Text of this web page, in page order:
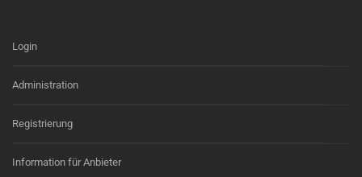
Login
Administration
Registrierung
Information für Anbieter